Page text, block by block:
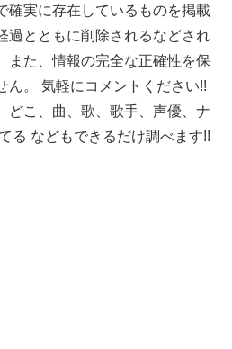
確実に存在しているものを掲載
過とともに削除されるなどされ
また、情報の完全な正確性を保
ん。 気軽にコメントください!!
どこ、曲、歌、歌手、声優、ナ
る などもできるだけ調べます!!